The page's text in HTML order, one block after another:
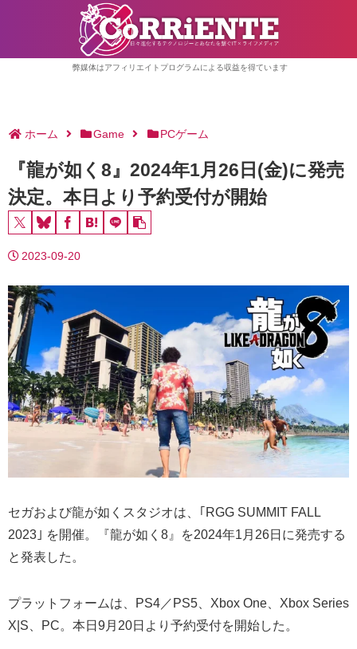
弊媒体はアフィリエイトプログラムによる収益を得ています
ホーム Game PCゲーム
『龍が如く8』2024年1月26日(金)に発売
決定。本日より予約受付が開始
2023-09-20
セガおよび龍が如くスタジオは、｢RGG SUMMIT FALL
2023｣ を開催。『龍が如く8』を2024年1月26日に発売する
と発表した。
プラットフォームは、PS4／PS5、Xbox One、Xbox Series
X|S、PC。本日9月20日より予約受付を開始した。